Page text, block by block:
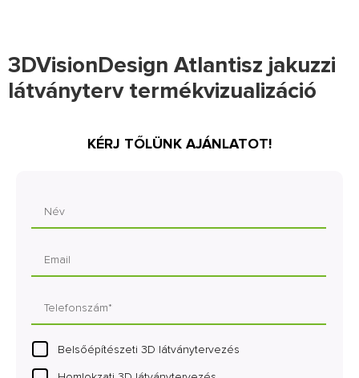
3DVisionDesign Atlantisz jakuzzi
látványterv termékvizualizáció
KÉRJ TŐLÜNK AJÁNLATOT!
Belsőépítészeti 3D látványtervezés